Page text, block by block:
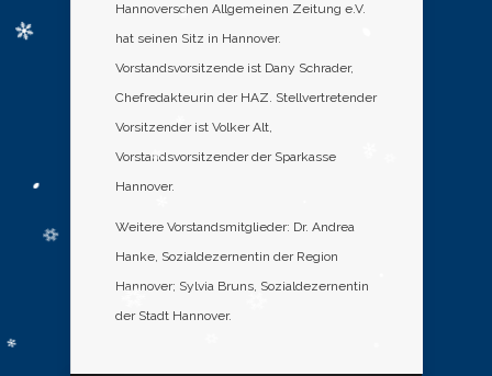
Hannoverschen Allgemeinen Zeitung e.V.
hat seinen Sitz in Hannover.
Vorstandsvorsitzende ist Dany Schrader,
Chefredakteurin der HAZ. Stellvertretender
Vorsitzender ist Volker Alt,
Vorstandsvorsitzender der Sparkasse
Hannover.
Weitere Vorstandsmitglieder: Dr. Andrea
Hanke, Sozialdezernentin der Region
Hannover; Sylvia Bruns, Sozialdezernentin
der Stadt Hannover.